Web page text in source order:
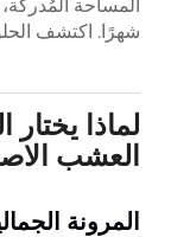
اتصل بنا
شهرًا. اكتشف
لماذا
العشب
المرونة